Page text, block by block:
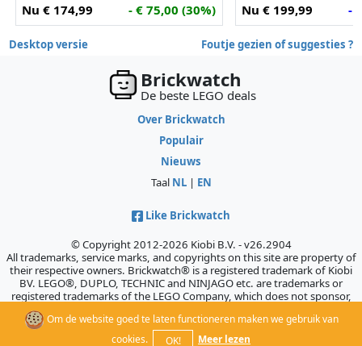
Nu € 174,99
- € 75,00 (30%)
Nu € 199,99
-
Desktop versie Foutje gezien of suggesties ?
Om de website goed te laten functioneren maken we gebruik van
cookies.
OK! Meer lezen
Brickwatch
De beste LEGO deals
Over Brickwatch
Populair
Nieuws
Taal NL| EN
Like Brickwatch
© Copyright 2012-2026 Kiobi B.V. - v26.2904
All trademarks, service marks, and copyrights on this site are property of
their respective owners. Brickwatch® is a registered trademark of Kiobi
BV. LEGO®, DUPLO, TECHNIC and NINJAGO etc. are trademarks or
registered trademarks of the LEGO Company, which does not sponsor,